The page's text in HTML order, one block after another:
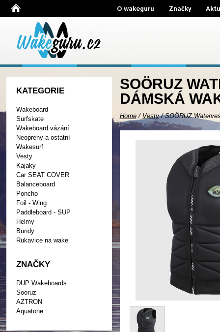
O wakeguru Značky
KATEGORIE
Wakeboard
Surfskate
Wakeboard vázání
Neopreny a ostatní
Wakesurf
Vesty
Kajaky
Car SEAT COVER
Balanceboard
Poncho
Foil - Wing
Paddleboard - SUP
Helmy
Bundy
Rukavice na wake
ZNAČKY
DUP Wakeboards
Sooruz
AZTRON
Aquatone
SOÖRUZ
DÁMSKÁ
Home/ Vesty/SOÖRUZ